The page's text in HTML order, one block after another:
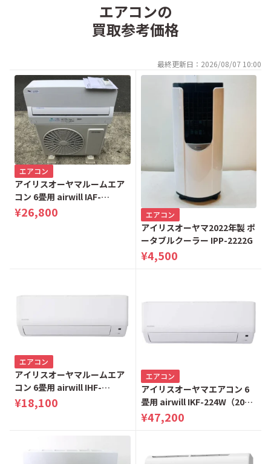
エアコンの
買取参考価格
最終更新日：2026/08/07 10:00
エアコン
アイリスオーヤマルームエア
コン 6畳用 airwill IAF-
2205GF（2021年製）ホワイ
¥26,800 エアコン
アイリスオーヤマ2022年製 ポ
ータブルクーラー IPP-2222G
¥4,500
エアコン
アイリスオーヤマルームエア
コン 6畳用 airwill IHF-
2207W（2023年製）ホワイト
¥18,100
エアコン
アイリスオーヤマエアコン 6
畳用 airwill IKF-224W（2023
年製）ホワイト
¥47,200